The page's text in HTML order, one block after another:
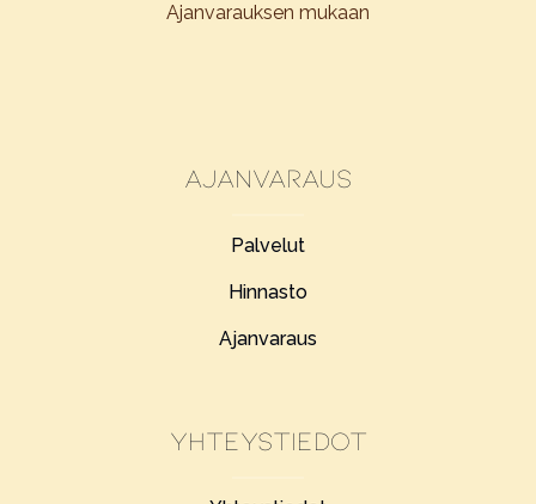
Ajanvarauksen mukaan
Ajanvaraus
Palvelut
Hinnasto
Ajanvaraus
Yhteystiedot